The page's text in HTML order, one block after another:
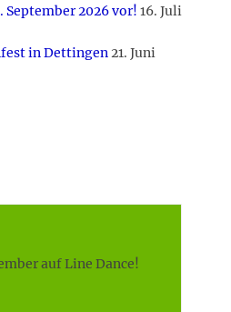
September 2026 vor! 16. Juli
in Dettingen21. Juni
auf Line Dance!